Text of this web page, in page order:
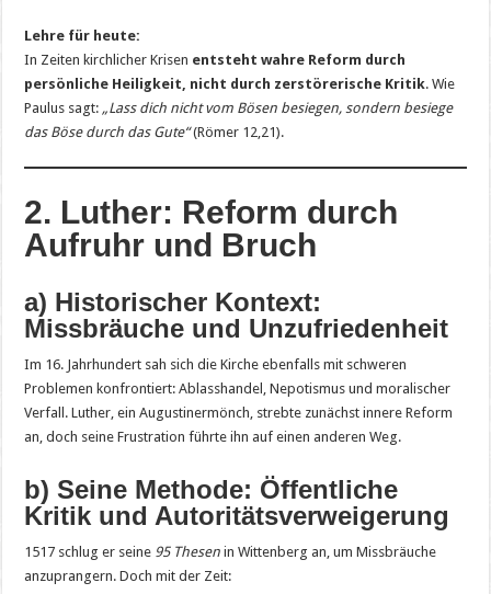
Lehre für heute:
In Zeiten kirchlicher Krisen entsteht wahre Reform durch
persönliche Heiligkeit, nicht durch zerstörerische Kritik. Wie
Paulus sagt: „Lass dich nicht vom Bösen besiegen, sondern besiege
das Böse durch das Gute“(Römer 12,21).
2. Luther: Reform durch
Aufruhr und Bruch
a) Historischer Kontext:
Missbräuche und Unzufriedenheit
Im 16. Jahrhundert sah sich die Kirche ebenfalls mit schweren
Problemen konfrontiert: Ablasshandel, Nepotismus und moralischer
Verfall. Luther, ein Augustinermönch, strebte zunächst innere Reform
an, doch seine Frustration führte ihn auf einen anderen Weg.
b) Seine Methode: Öffentliche
Kritik und Autoritätsverweigerung
1517 schlug er seine 95 Thesen in Wittenberg an, um Missbräuche
anzuprangern. Doch mit der Zeit: